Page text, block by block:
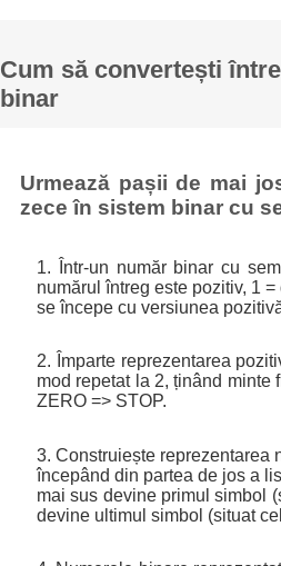
Cum să convertești
binar
Urmează pașii de mai
zece în sistem binar cu
1. Într-un număr binar cu
numărul întreg este pozitiv, 1
se începe cu versiunea
2. Împarte reprezentarea
mod repetat la 2, ținând minte
ZERO => STOP.
3. Construiește reprezentarea
începând din partea de jos a
mai sus devine primul simbol
devine ultimul simbol (situat